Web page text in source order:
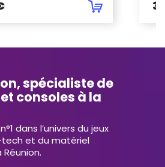
spécialiste de
consoles à la
dans l’univers du jeux
tech et du matériel